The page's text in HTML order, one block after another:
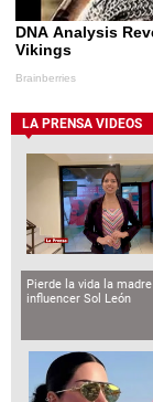
LA PRENSA VIDEOS
Pierde la vida la
influencer Sol León